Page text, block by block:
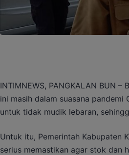
INTIMNEWS, PANGKALAN BUN
ini masih dalam suasana
untuk tidak mudik lebaran,
Untuk itu, Pemerintah Kabupaten
serius memastikan agar stok dan